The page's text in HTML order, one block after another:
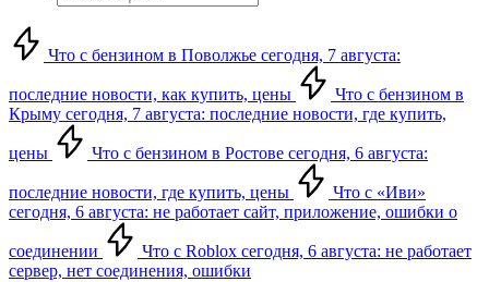
Что с бензином в Поволжье сегодня, 7 августа:
последние новости, как купить, цены
Что с бензином в
Крыму сегодня, 7 августа: последние новости, где купить,
цены Что с бензином в Ростове сегодня, 6 августа:
последние новости, где купить, цены
Что с «Иви»
сегодня, 6 августа: не работает сайт, приложение, ошибки о
соединении
Что с Roblox сегодня, 6 августа: не работает
сервер, нет соединения, ошибки